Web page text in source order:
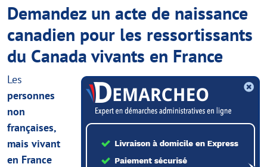
Demandez un acte de naissance
canadien pour les ressortissants
du Canada vivants en France
Les
personnes
non
françaises,
mais vivant
en France